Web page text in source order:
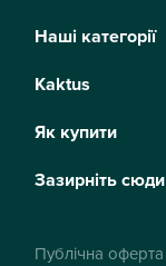
Наші категорії
Kaktus
Як купити
Зазирніть сюди
Публічна оферта